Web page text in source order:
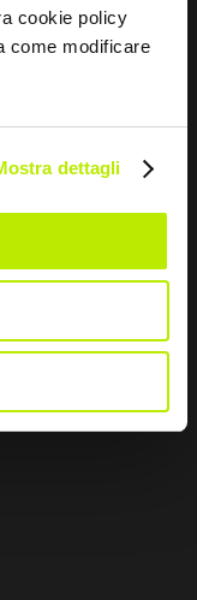
cookie policy
come modificare
dettagli
UE 679/16.
dos
por e-mail,
do uso de redes